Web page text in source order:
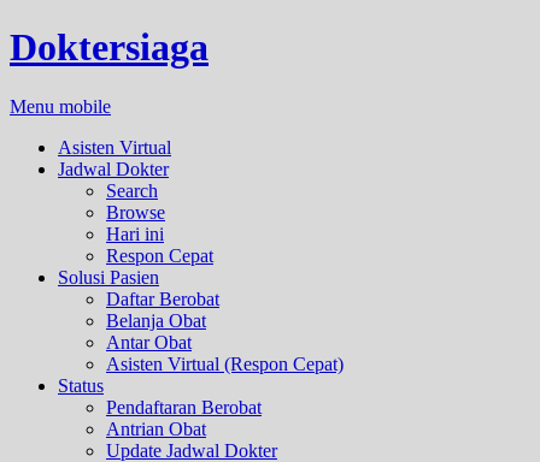
Doktersiaga
Menu mobile
Asisten Virtual
Jadwal Dokter
Search
Browse
Hari ini
Respon Cepat
Solusi Pasien
Daftar Berobat
Belanja Obat
Antar Obat
Asisten Virtual (Respon Cepat)
Status
Pendaftaran Berobat
Antrian Obat
Update Jadwal Dokter